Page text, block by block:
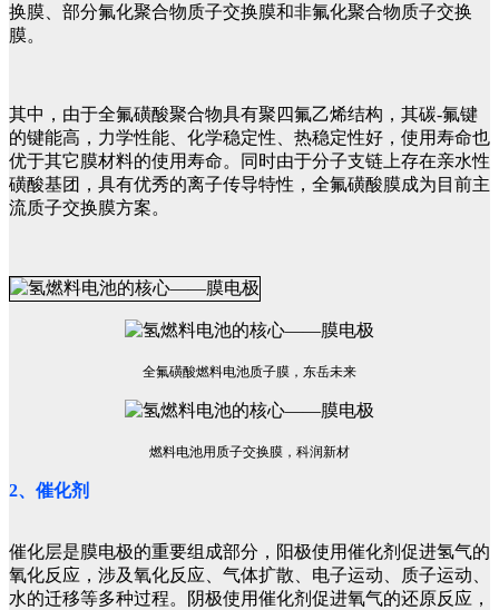
换膜、部分氟化聚合物质子交换膜和非氟化聚合物质子交换
膜。
其中，由于全氟磺酸聚合物具有聚四氟乙烯结构，其碳-氟键
的键能高，力学性能、化学稳定性、热稳定性好，使用寿命也
优于其它膜材料的使用寿命。同时由于分子支链上存在亲水性
磺酸基团，具有优秀的离子传导特性，全氟磺酸膜成为目前主
流质子交换膜方案。
全氟磺酸燃料电池质子膜，东岳未来
燃料电池用质子交换膜，科润新材
2、催化剂
催化层是膜电极的重要组成部分，阳极使用催化剂促进氢气的
氧化反应，涉及氧化反应、气体扩散、电子运动、质子运动、
水的迁移等多种过程。阴极使用催化剂促进氧气的还原反应，